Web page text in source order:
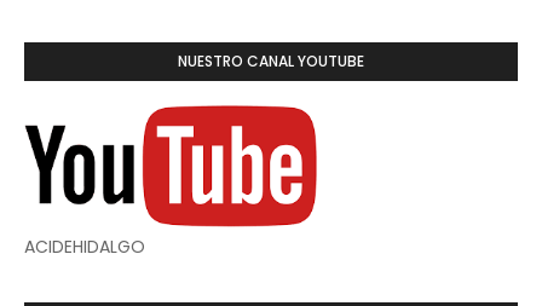
NUESTRO CANAL YOUTUBE
ACIDEHIDALGO